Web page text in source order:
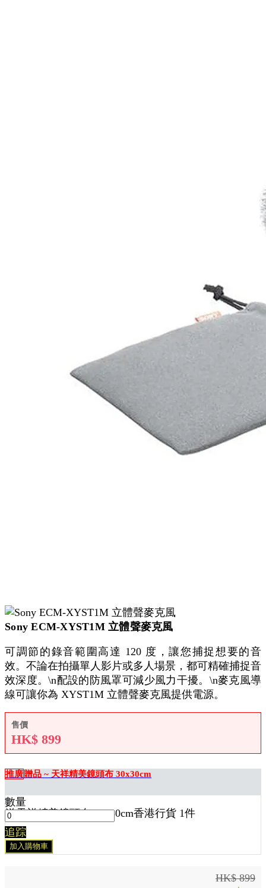
Sony ECM-XYST1M 立體聲麥克風
可調節的錄音範圍高達 120 度，讓您捕捉想要的音
效。不論在拍攝單人影片或多人場景，都可精確捕捉音
效深度。\n配設的防風罩可減少風力干擾。\n麥克風導
線可讓你為 XYST1M 立體聲麥克風提供電源。
售價
HK$ 899
推廣贈品 ~ 天祥精美鏡頭布 30x30cm
送天祥精美鏡頭布 30x30cm香港行貨 1件
數量
追踪
加入購物車
HK$ 899